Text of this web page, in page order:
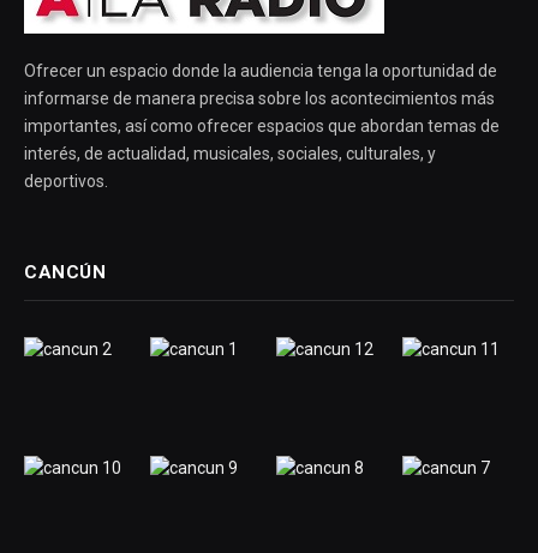
Ofrecer un espacio donde la audiencia tenga la oportunidad de
informarse de manera precisa sobre los acontecimientos más
importantes, así como ofrecer espacios que abordan temas de
interés, de actualidad, musicales, sociales, culturales, y
deportivos.
CANCÚN